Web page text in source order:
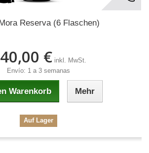
Reserva (6 Flaschen)
€ inkl. MwSt.
Envío: 1 a 3 semanas
Warenkorb Mehr
Auf Lager